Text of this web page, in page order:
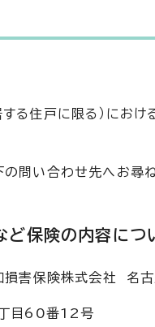
る住戸に限る）にお
問い合わせ先へお尋ね
ど保険の内容につ
和損害保険株式会社
丁目60番12号